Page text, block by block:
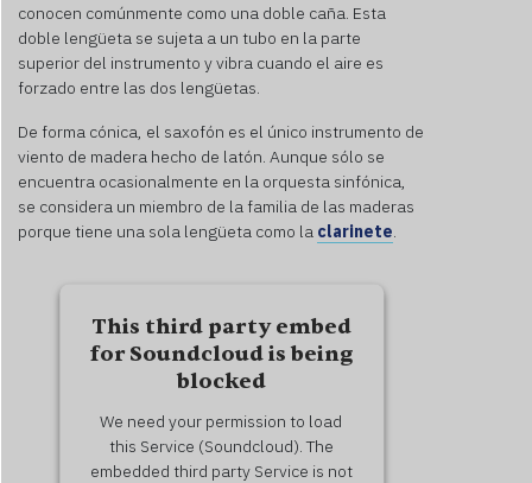
conocen comúnmente como una doble caña. Esta
doble lengüeta se sujeta a un tubo en la parte
superior del instrumento y vibra cuando el aire es
forzado entre las dos lengüetas.
De forma cónica, el saxofón es el único instrumento de
viento de madera hecho de latón. Aunque sólo se
encuentra ocasionalmente en la orquesta sinfónica,
se considera un miembro de la familia de las maderas
porque tiene una sola lengüeta como la clarinete.
This third party embed
for Soundcloud is being
blocked
We need your permission to load
this Service (Soundcloud). The
embedded third party Service is not